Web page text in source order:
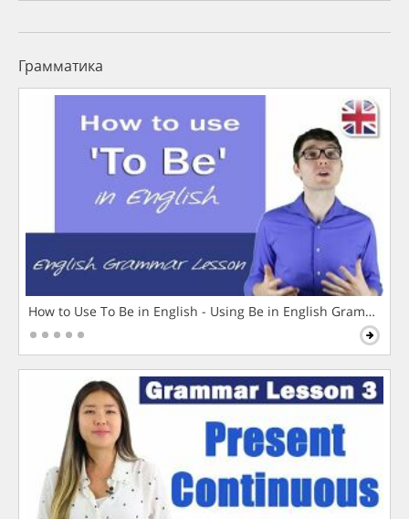
Грамматика
How to Use To Be in English - Using Be in English Grammar